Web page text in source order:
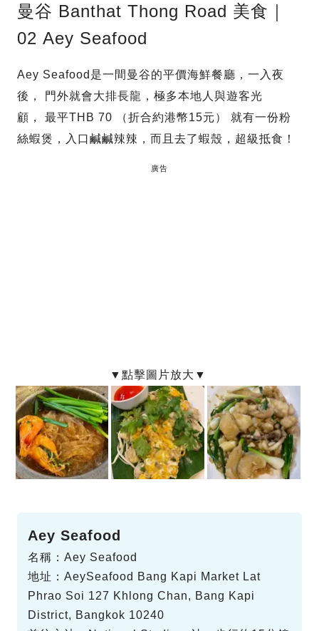
曼谷 Banthat Thong Road 美食｜
02 Aey Seafood
Aey Seafood是一間曼谷的平價海鮮餐廳，一入夜
後， 門外就會大排長龍，極多本地人與遊客光
顧， 最平THB 70 （折合約港幣15元） 就有一份粉
絲蝦煲，入口鹹鹹辣辣，而且去了蝦殼，超級抵食！
廣告
Aey Seafood
名稱：Aey Seafood
地址：AeySeafood Bang Kapi Market Lat
Phrao Soi 127 Khlong Chan, Bang Kapi
District, Bangkok 10240